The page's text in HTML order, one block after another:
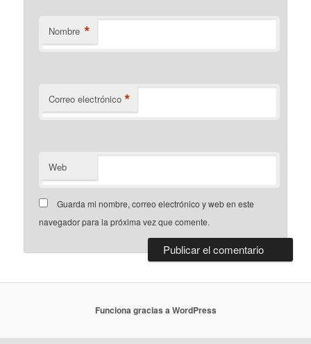
Nombre *
Correo electrónico *
Web
Guarda mi nombre, correo electrónico y web en este
navegador para la próxima vez que comente.
Funciona gracias a WordPress